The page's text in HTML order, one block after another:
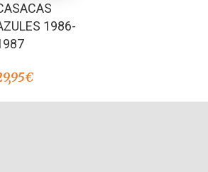
1986-
€